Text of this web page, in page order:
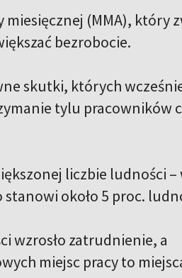
(MMA), który
bezrobocie.
skutki, których
tylu pracowników
liczbie ludności –
około 5 proc.
wzrosło zatrudnienie, a
miejsc pracy to